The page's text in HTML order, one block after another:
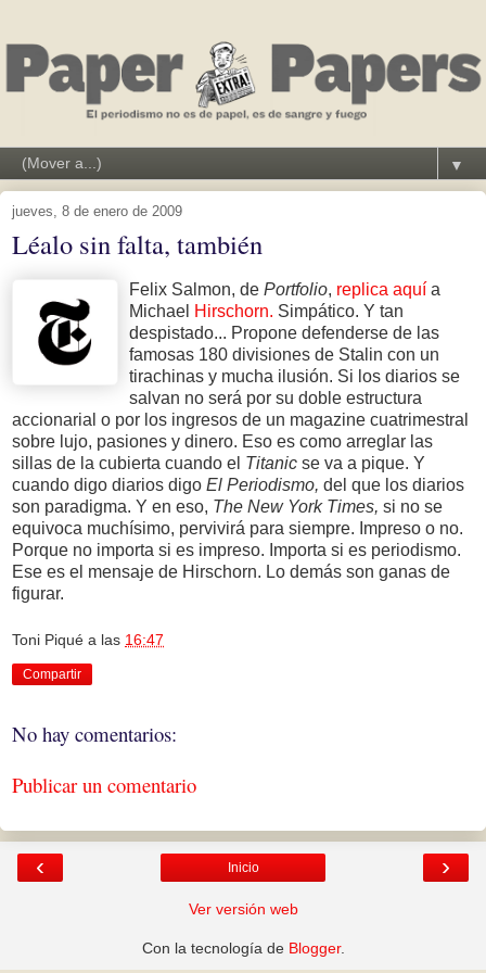
▼
jueves, 8 de enero de 2009
Léalo sin falta, también
Felix Salmon, de Portfolio, replica aquí a
Michael Hirschorn. Simpático. Y tan
despistado... Propone defenderse de las
famosas 180 divisiones de Stalin con un
tirachinas y mucha ilusión. Si los diarios se
salvan no será por su doble estructura
accionarial o por los ingresos de un magazine cuatrimestral
sobre lujo, pasiones y dinero. Eso es como arreglar las
sillas de la cubierta cuando el Titanic se va a pique. Y
cuando digo diarios digo El Periodismo, del que los diarios
son paradigma. Y en eso, The New York Times, si no se
equivoca muchísimo, pervivirá para siempre. Impreso o no.
Porque no importa si es impreso. Importa si es periodismo.
Ese es el mensaje de Hirschorn. Lo demás son ganas de
figurar.
Toni Piqué a las 16:47
Compartir
No hay comentarios:
Publicar un comentario
‹ ›
Inicio
Ver versión web
Con la tecnología de Blogger.